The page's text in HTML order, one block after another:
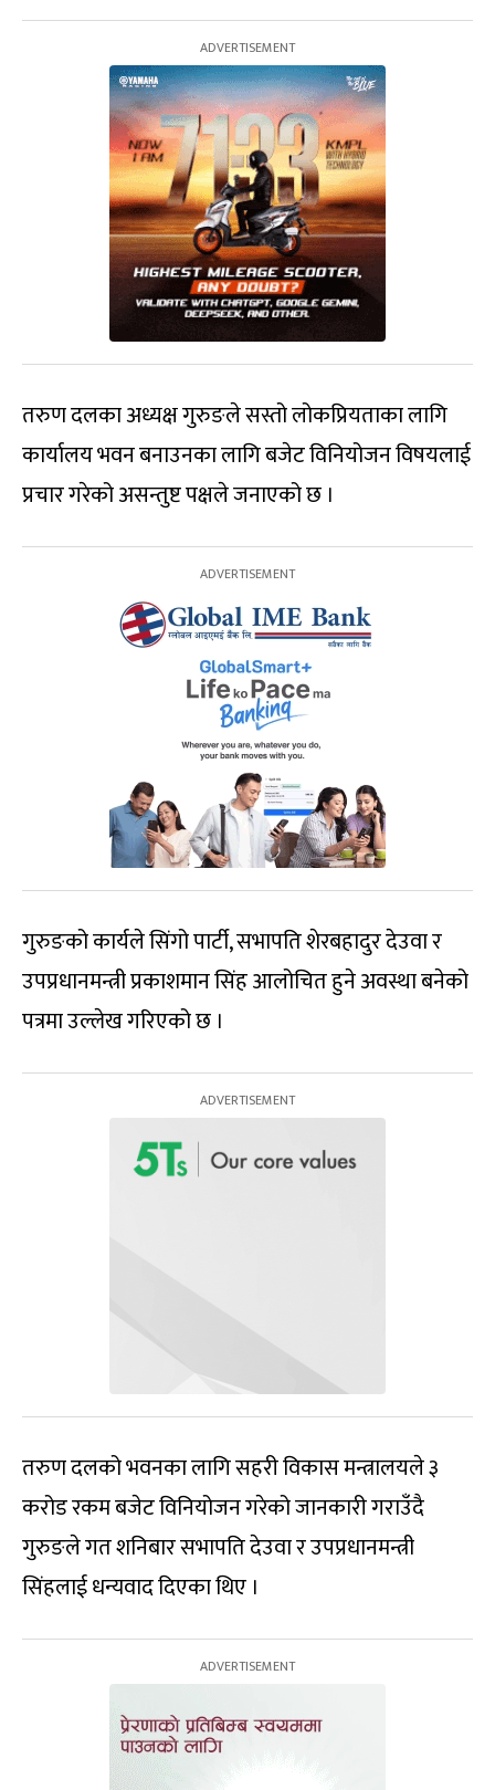
तरुण दलका अध्यक्ष गुरुङले सस्तो लोकप्रियताका लागि
कार्यालय भवन बनाउनका लागि बजेट विनियोजन विषयलाई
प्रचार गरेको असन्तुष्ट पक्षले जनाएको छ ।
गुरुङको कार्यले सिंगो पार्टी, सभापति शेरबहादुर देउवा र
उपप्रधानमन्त्री प्रकाशमान सिंह आलोचित हुने अवस्था बनेको
पत्रमा उल्लेख गरिएको छ ।
तरुण दलको भवनका लागि सहरी विकास मन्त्रालयले ३
करोड रकम बजेट विनियोजन गरेको जानकारी गराउँदै
गुरुङले गत शनिबार सभापति देउवा र उपप्रधानमन्त्री
सिंहलाई धन्यवाद दिएका थिए ।